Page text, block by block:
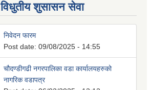
विधुतीय शुसासन सेवा
निवेदन फारम
Post date: 09/08/2025 - 14:55
चौदण्डीगढी नगरपालिका वडा कार्यालयहरुको
नागरिक वडापत्र